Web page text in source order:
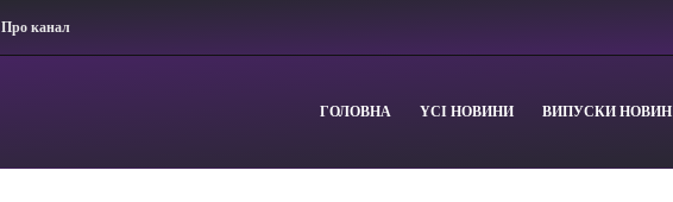
Про канал
ГОЛОВНА YСІ НОВИНИ ВИПУСКИ НОВИН